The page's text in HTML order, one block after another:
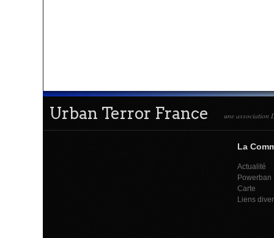
Urban Terror France une association
La
Actualité
Powerban
Carte
Liens